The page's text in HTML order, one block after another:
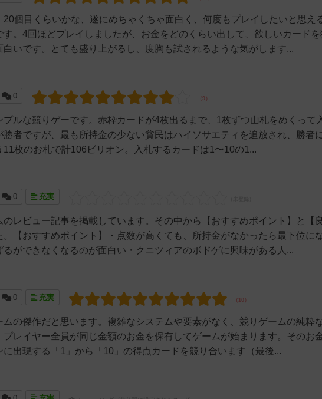
20個目くらいかな、遂にめちゃくちゃ面白く、何度もプレイしたいと思え
す。4回ほどプレイしましたが、お金をどのくらい出して、欲しいカード
いです。とても盛り上がるし、度胸も試されるような気がします...
0
ルな競りゲーです。赤枠カードが4枚出るまで、1枚ずつ山札をめくって
者ですが、最も所持金の少ない貧民はハイソサエティを追放され、勝者
11枚のお札で計106ビリオン。入札するカードは1〜10の1...
0 充実
レビュー記事を掲載しています。その中から【おすすめポイント】と【
。【おすすめポイント】・点数が高くても、所持金がなかったら最下位に
るができなくなるのが面白い・クニツィアのボドゲに興味がある人...
0 充実
の傑作だと思います。複雑なシステムや要素がなく、競りゲームの純粋
プレイヤー全員が同じ金額のお金を保有してゲームが始まります。そのお
に出現する「1」から「10」の得点カードを競り合います（最後...